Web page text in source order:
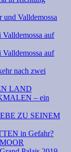
Valldemossa
auf
auf
nach zwei
LAND
– ein
ZU SEINEM
in Gefahr?